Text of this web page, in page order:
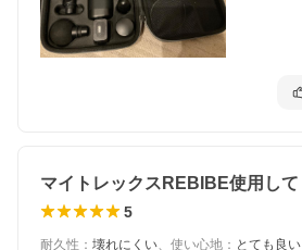
マイトレックスREBIBE使用して
5
耐久性 ： 壊れにくい、 使い心地 ： とても良い